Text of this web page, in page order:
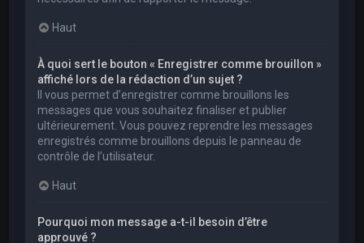
Haut
À quoi sert le bouton « Enregistrer comme brouillon »
affiché lors de la rédaction d’un sujet ?
Il vous permet d’enregistrer comme brouillons les
messages que vous souhaitez finaliser et publier
ultérieurement. Vous pouvez reprendre les messages
enregistrés comme brouillons depuis le panneau de
contrôle de l’utilisateur.
Haut
Pourquoi mon message a-t-il besoin d’être
approuvé ?